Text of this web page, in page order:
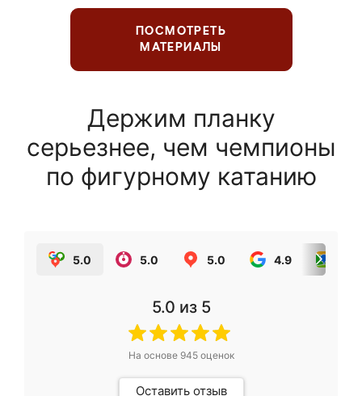
ПОСМОТРЕТЬ
МАТЕРИАЛЫ
Держим планку
серьезнее, чем чемпионы
по фигурному катанию
5.0 5.0 5.0 4.9
5.0 из 5
На основе 945оценок
Оставить отзыв